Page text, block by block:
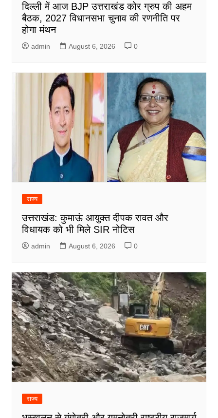
दिल्ली में आज BJP उत्तराखंड कोर ग्रुप की अहम
बैठक, 2027 विधानसभा चुनाव की रणनीति पर
होगा मंथन
admin August 6, 2026 0
राज्य
उत्तराखंड: कुमाऊं आयुक्त दीपक रावत और
विधायक को भी मिले SIR नोटिस
admin August 6, 2026 0
राज्य